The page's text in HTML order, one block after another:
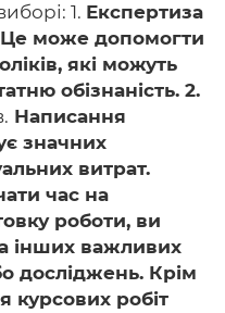
1. Експертиза
Це може допомогти
які можуть
обізнаність. 2.
Написання
значних
витрат.
час на
роботи, ви
інших важливих
досліджень. Крім
курсових робіт